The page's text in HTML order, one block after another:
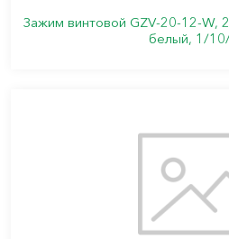
Зажим винтовой GZV-20-12-W,
белый, 1/